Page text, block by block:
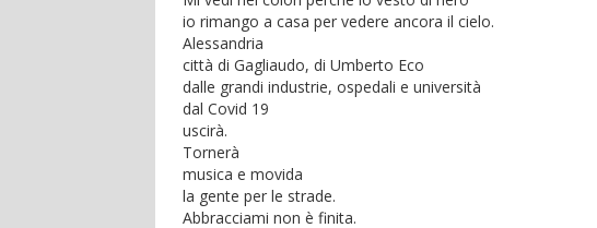
io rimango a casa per vedere ancora il cielo.
Alessandria
città di Gagliaudo, di Umberto Eco
dalle grandi industrie, ospedali e università
dal Covid 19
uscirà.
Tornerà
musica e movida
la gente per le strade.
Abbracciami non è finita.